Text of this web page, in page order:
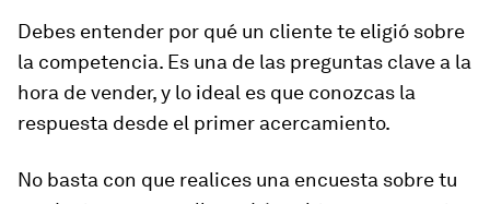
Debes entender por qué un cliente te eligió sobre
la competencia. Es una de las preguntas clave a la
hora de vender, y lo ideal es que conozcas la
respuesta desde el primer acercamiento.
No basta con que realices una encuesta sobre tu